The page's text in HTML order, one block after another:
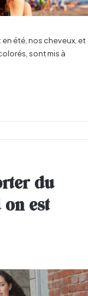
en été, nos cheveux, et
sont mis à
du
est